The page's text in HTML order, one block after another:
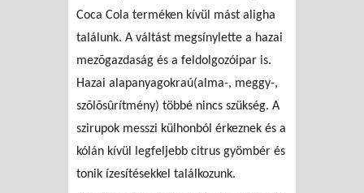
Coca Cola terméken kívül mást aligha
találunk. A váltást megsínylette a hazai
mezõgazdaság és a feldolgozóipar is.
Hazai alapanyagokraú(alma-, meggy-,
szõlõsûrítmény) többé nincs szükség. A
szirupok messzi külhonból érkeznek és a
kólán kívül legfeljebb citrus gyömbér és
tonik ízesítésekkel találkozunk.